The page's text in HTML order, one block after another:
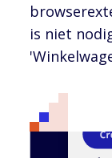
is niet